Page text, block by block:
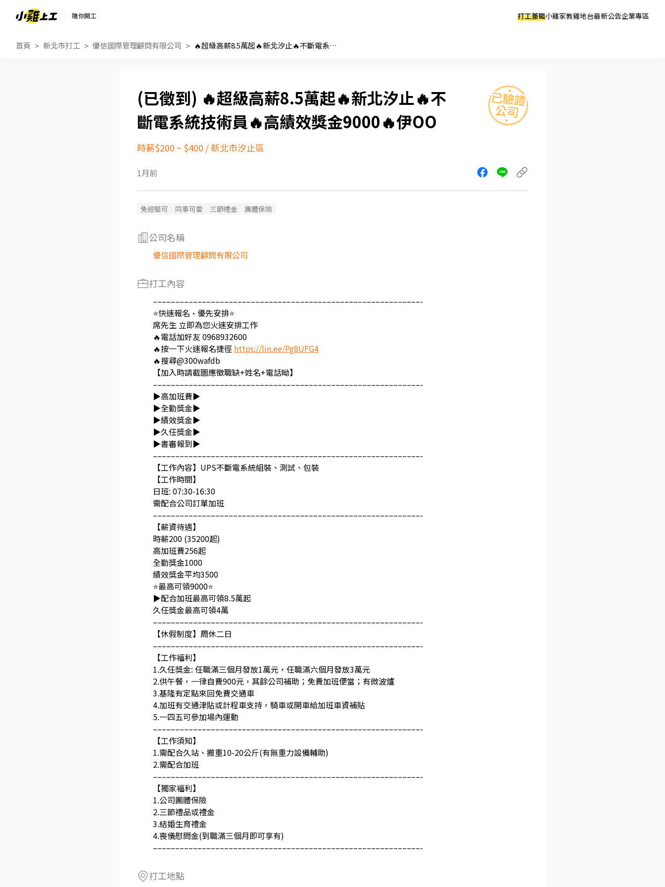
隨你開工 打工兼職小雞家教雞地台最新公告企業專區
首頁 新北市打工 優信國際管理顧問有限公司 🔥超級高薪8.5萬起🔥新北汐止🔥不斷電系統技術員🔥高績效獎金9000🔥伊OO
🔥超級高薪8.5萬起🔥新北汐止🔥不
斷電系統技術員🔥高績效獎金9000🔥伊OO
時薪$200 ~ $400 /新北市汐止區
1月前
免經驗可 同事可愛 三節禮金 團體保險
公司名稱
優信國際管理顧問有限公司
打工內容
––––––––––––––––––––––––––––––––––––––––––––––––––––––––––––-
⭐快速報名·優先安排⭐
席先生 立即為您火速安排工作
🔥電話加好友 0968932600
🔥按一下火速報名捷徑 https://lin.ee/Pg8UFG4
🔥搜尋@300wafdb
【加入時請截圖應徵職缺+姓名+電話呦】
––––––––––––––––––––––––––––––––––––––––––––––––––––––––––––-
▶️高加班費▶️
▶️全勤獎金▶️
▶️績效獎金▶️
▶️久任獎金▶️
▶️書審報到▶️
––––––––––––––––––––––––––––––––––––––––––––––––––––––––––––-
【工作內容】UPS不斷電系統組裝、測試、包裝
【工作時間】
日班: 07:30-16:30
需配合公司訂單加班
––––––––––––––––––––––––––––––––––––––––––––––––––––––––––––-
【薪資待遇】
時薪200 (35200起)
高加班費256起
全勤獎金1000
績效獎金平均3500
⭐最高可領9000⭐
▶️配合加班最高可領8.5萬起
久任獎金最高可領4萬
––––––––––––––––––––––––––––––––––––––––––––––––––––––––––––-
【休假制度】周休二日
––––––––––––––––––––––––––––––––––––––––––––––––––––––––––––-
【工作福利】
1.久任獎金: 任職滿三個月發放1萬元，任職滿六個月發放3萬元
2.供午餐，一律自費900元，其餘公司補助；免費加班便當；有微波爐
3.基隆有定點來回免費交通車
4.加班有交通津貼或計程車支持，騎車或開車給加班車資補貼
5.一四五可參加場內運動
––––––––––––––––––––––––––––––––––––––––––––––––––––––––––––-
【工作須知】
1.需配合久站、搬重10-20公斤(有無重力設備輔助)
2.需配合加班
––––––––––––––––––––––––––––––––––––––––––––––––––––––––––––-
【獨家福利】
1.公司團體保險
2.三節禮品或禮金
3.結婚生育禮金
4.喪儀慰問金(到職滿三個月即可享有)
––––––––––––––––––––––––––––––––––––––––––––––––––––––––––––-
打工地點